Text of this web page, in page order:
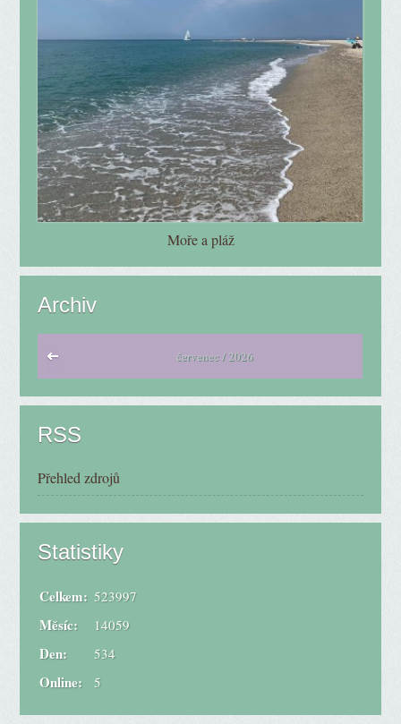
Moře a pláž
Archiv
červenec / 2026
RSS
Přehled zdrojů
Statistiky
Online: 5
Celkem: 523997
Měsíc: 14059
Den: 534